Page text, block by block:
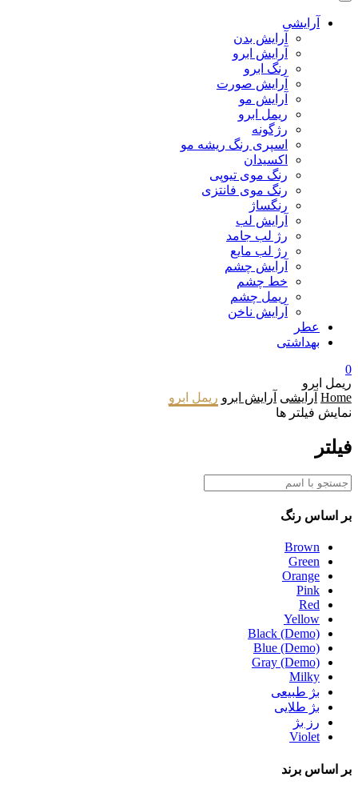
آرایشی
آرایش بدن
آرایش ابرو
رنگ ابرو
آرایش صورت
آرایش مو
ریمل ابرو
رژگونه
اسپری رنگ ریشه مو
اکسیدان
رنگ موی تیوپی
رنگ موی فانتزی
رنگساژ
آرایش لب
رژ لب جامد
رژ لب مایع
آرایش چشم
خط چشم
ریمل چشم
آرایش ناخن
عطر
بهداشتی
0
ریمل ابرو
Home آرایشی آرایش ابرو ریمل ابرو
نمایش فیلتر ها
فیلتر
بر اساس رنگ
Brown
Green
Orange
Pink
Red
Yellow
Black (Demo)
Blue (Demo)
Gray (Demo)
Milky
بژ طبیعی
بژ طلایی
رز بژ
Violet
بر اساس برند